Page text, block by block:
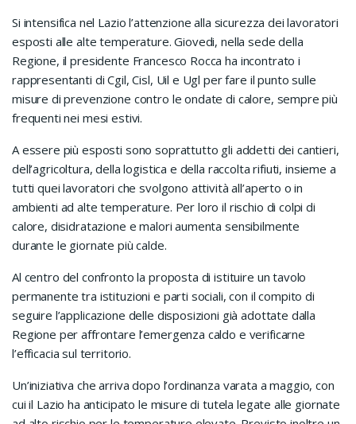
Si intensifica nel Lazio l’attenzione alla sicurezza dei lavoratori
esposti alle alte temperature. Giovedi, nella sede della
Regione, il presidente Francesco Rocca ha incontrato i
rappresentanti di Cgil, Cisl, Uil e Ugl per fare il punto sulle
misure di prevenzione contro le ondate di calore, sempre più
frequenti nei mesi estivi.
A essere più esposti sono soprattutto gli addetti dei cantieri,
dell’agricoltura, della logistica e della raccolta rifiuti, insieme a
tutti quei lavoratori che svolgono attività all’aperto o in
ambienti ad alte temperature. Per loro il rischio di colpi di
calore, disidratazione e malori aumenta sensibilmente
durante le giornate più calde.
Al centro del confronto la proposta di istituire un tavolo
permanente tra istituzioni e parti sociali, con il compito di
seguire l’applicazione delle disposizioni già adottate dalla
Regione per affrontare l’emergenza caldo e verificarne
l’efficacia sul territorio.
Un’iniziativa che arriva dopo l’ordinanza varata a maggio, con
cui il Lazio ha anticipato le misure di tutela legate alle giornate